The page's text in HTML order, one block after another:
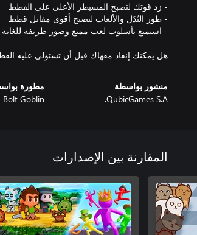
هل يمكنك إنقاذ مقهاك قبل أن تستولي عليه
منشور بواسطة
QubicGames S.A.
مطورة
Bolt Goblin
المقارنة بين الإصدارات